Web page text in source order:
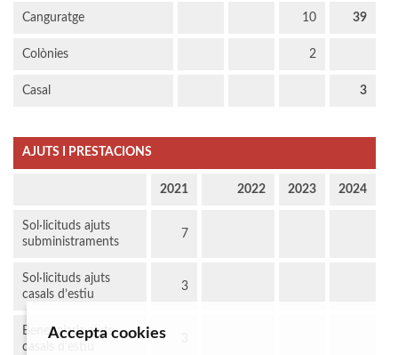
Canguratge 10 39
Colònies 2
Casal 3
AJUTS I PRESTACIONS
2021 2022 2023 2024
Sol·licituds ajuts
subministraments
7
Sol·licituds ajuts
casals d’estiu
3
Beneficiaris ajuts
casals d'estiu
Accepta cookies